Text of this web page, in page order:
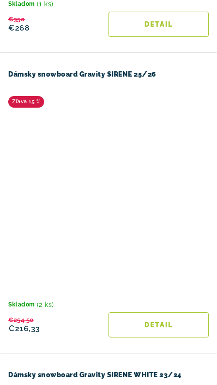
Skladom (1 ks)
€268
€350
DETAIL
Dámsky snowboard Gravity SIRENE 25/26
15 %
Skladom (2 ks)
€216,33
€254,50
DETAIL
Dámsky snowboard Gravity SIRENE WHITE 23/24